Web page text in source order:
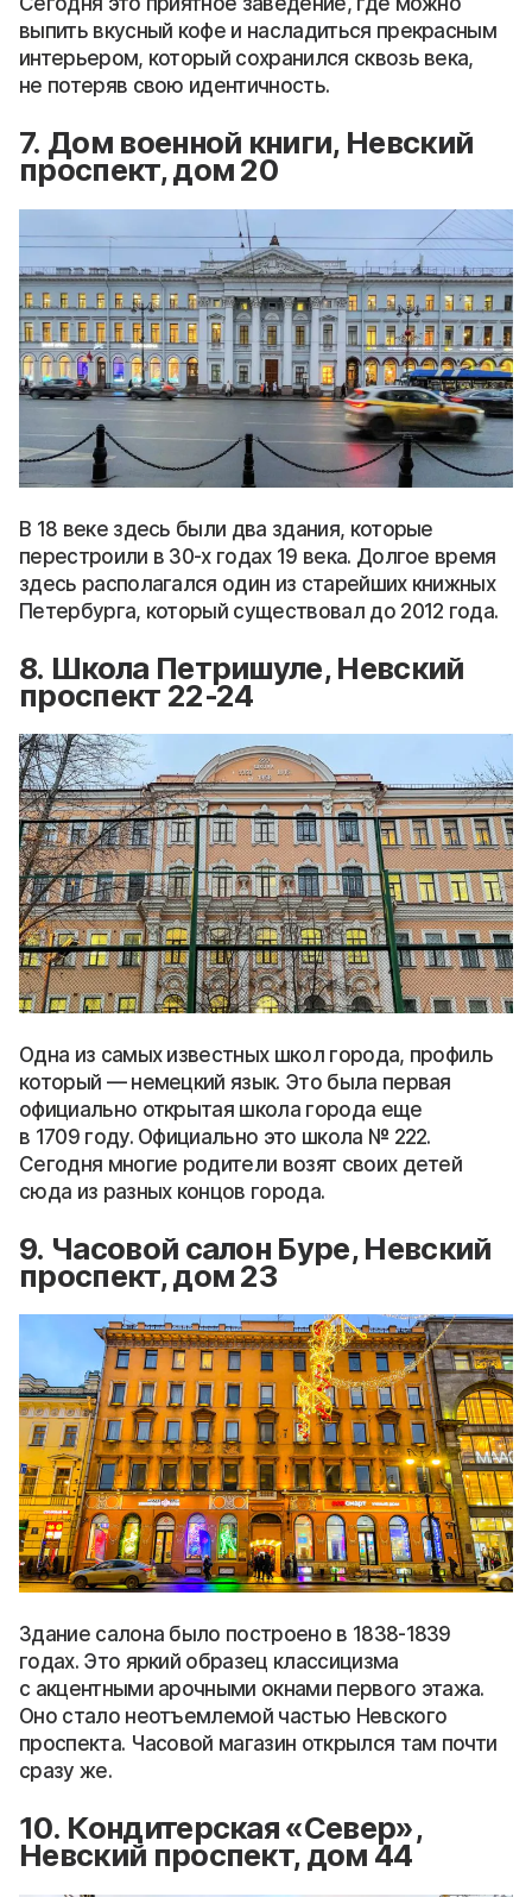
выпить вкусный кофе и насладиться прекрасным
интерьером, который сохранился сквозь века,
не потеряв свою идентичность.
7. Дом военной книги, Невский
проспект, дом 20
В 18 веке здесь были два здания, которые
перестроили в 30-х годах 19 века. Долгое время
здесь располагался один из старейших книжных
Петербурга, который существовал до 2012 года.
8. Школа Петришуле, Невский
проспект 22-24
Одна из самых известных школ города, профиль
который — немецкий язык. Это была первая
официально открытая школа города еще
в 1709 году. Официально это школа № 222.
Сегодня многие родители возят своих детей
сюда из разных концов города.
9. Часовой салон Буре, Невский
проспект, дом 23
Здание салона было построено в 1838-1839
годах. Это яркий образец классицизма
с акцентными арочными окнами первого этажа.
Оно стало неотъемлемой частью Невского
проспекта. Часовой магазин открылся там почти
сразу же.
10. Кондитерская «Север»,
Невский проспект, дом 44